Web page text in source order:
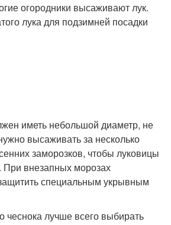
огородники высаживают лук.
лука для подзимней посадки
иметь небольшой диаметр, не
высаживать за несколько
заморозков, чтобы луковицы
При внезапных морозах
специальным укрывным
чеснока лучше всего выбирать